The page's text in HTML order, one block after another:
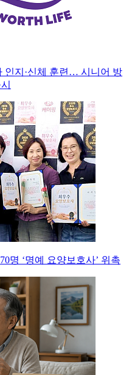
인지·신체 훈련… 시니어 방
명 ‘명예 요양보호사’ 위촉